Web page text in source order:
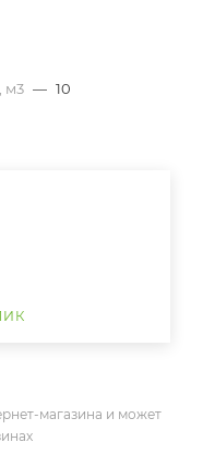
м3 — 10
магазина и может